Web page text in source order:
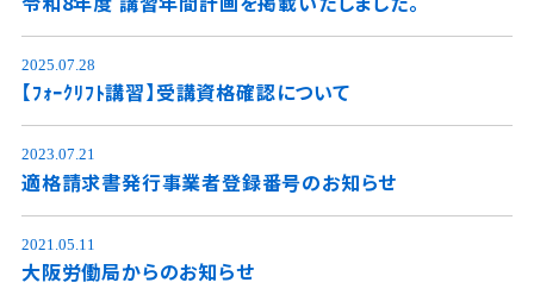
2025.07.28
【ﾌｫｰｸﾘﾌﾄ講習】受講資格確認について
2023.07.21
適格請求書発行事業者登録番号のお知らせ
2021.05.11
大阪労働局からのお知らせ